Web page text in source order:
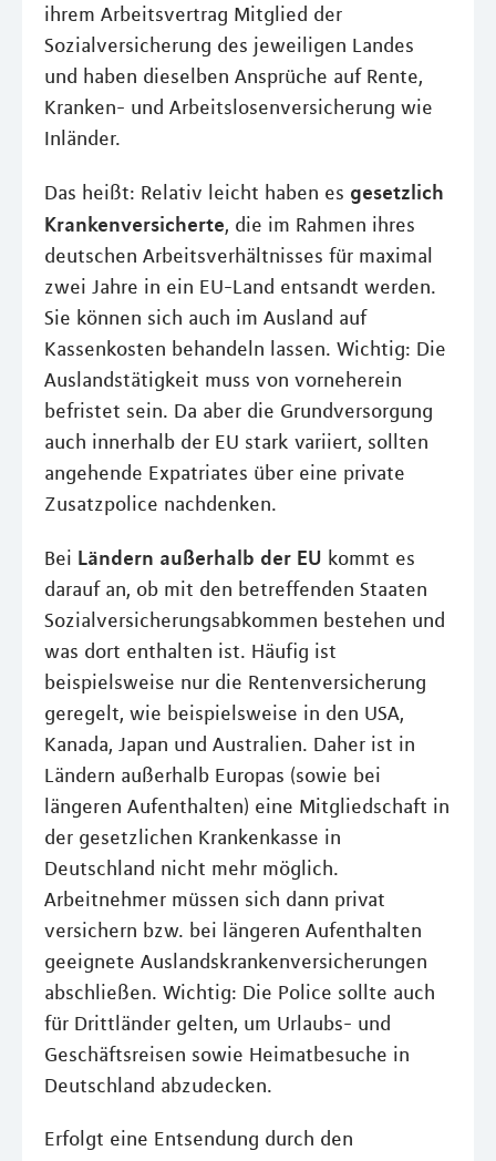
ihrem Arbeitsvertrag Mitglied der
Sozialversicherung des jeweiligen Landes
und haben dieselben Ansprüche auf Rente,
Kranken- und Arbeitslosenversicherung wie
Inländer.
Das heißt: Relativ leicht haben es gesetzlich
Krankenversicherte, die im Rahmen ihres
deutschen Arbeitsverhältnisses für maximal
zwei Jahre in ein EU-Land entsandt werden.
Sie können sich auch im Ausland auf
Kassenkosten behandeln lassen. Wichtig: Die
Auslandstätigkeit muss von vorneherein
befristet sein. Da aber die Grundversorgung
auch innerhalb der EU stark variiert, sollten
angehende Expatriates über eine private
Zusatzpolice nachdenken.
Bei Ländern außerhalb der EU kommt es
darauf an, ob mit den betreffenden Staaten
Sozialversicherungsabkommen bestehen und
was dort enthalten ist. Häufig ist
beispielsweise nur die Rentenversicherung
geregelt, wie beispielsweise in den USA,
Kanada, Japan und Australien. Daher ist in
Ländern außerhalb Europas (sowie bei
längeren Aufenthalten) eine Mitgliedschaft in
der gesetzlichen Krankenkasse in
Deutschland nicht mehr möglich.
Arbeitnehmer müssen sich dann privat
versichern bzw. bei längeren Aufenthalten
geeignete Auslandskrankenversicherungen
abschließen. Wichtig: Die Police sollte auch
für Drittländer gelten, um Urlaubs- und
Geschäftsreisen sowie Heimatbesuche in
Deutschland abzudecken.
Erfolgt eine Entsendung durch den